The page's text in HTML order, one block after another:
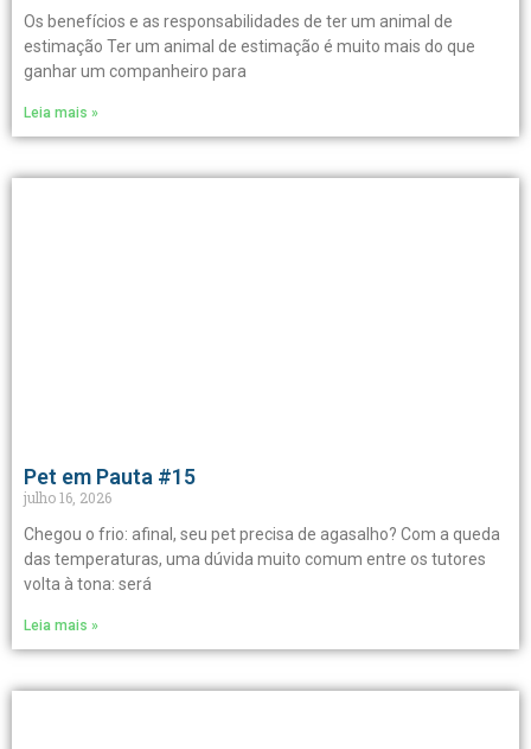
Os benefícios e as responsabilidades de ter um animal de
estimação Ter um animal de estimação é muito mais do que
ganhar um companheiro para
Leia mais »
Pet em Pauta #15
julho 16, 2026
Chegou o frio: afinal, seu pet precisa de agasalho? Com a queda
das temperaturas, uma dúvida muito comum entre os tutores
volta à tona: será
Leia mais »